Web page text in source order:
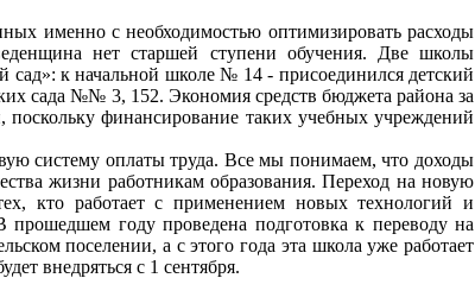
именно с необходимостью оптимизировать расходы
нет старшей ступени обучения. Две школы
сад»: к начальной школе № 14 - присоединился детский
сада №№ 3, 152. Экономия средств бюджета района за
поскольку финансирование таких учебных учреждений
систему оплаты труда. Все мы понимаем, что доходы
жизни работникам образования. Переход на новую
кто работает с применением новых технологий и
году проведена подготовка к переводу на
поселении, а с этого года эта школа уже работает
внедряться с 1 сентября.